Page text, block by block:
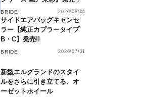
BRIDE 2026/08/04
サイドエアバッグキャンセ
ラー【純正カプラータイプ
B・C】発売!!
BRIDE 2026/07/31
新型エルグランドのスタイ
ルをさらに引き立てる、オ
ーゼットホイール